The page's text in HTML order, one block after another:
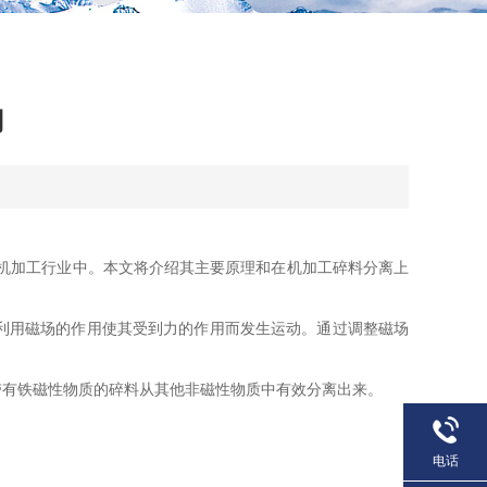
加工行业中。本文将介绍其主要原理和在机加工碎料分离上
磁场的作用使其受到力的作用而发生运动。通过调整磁场
磁性物质的碎料从其他非磁性物质中有效分离出来。
电话